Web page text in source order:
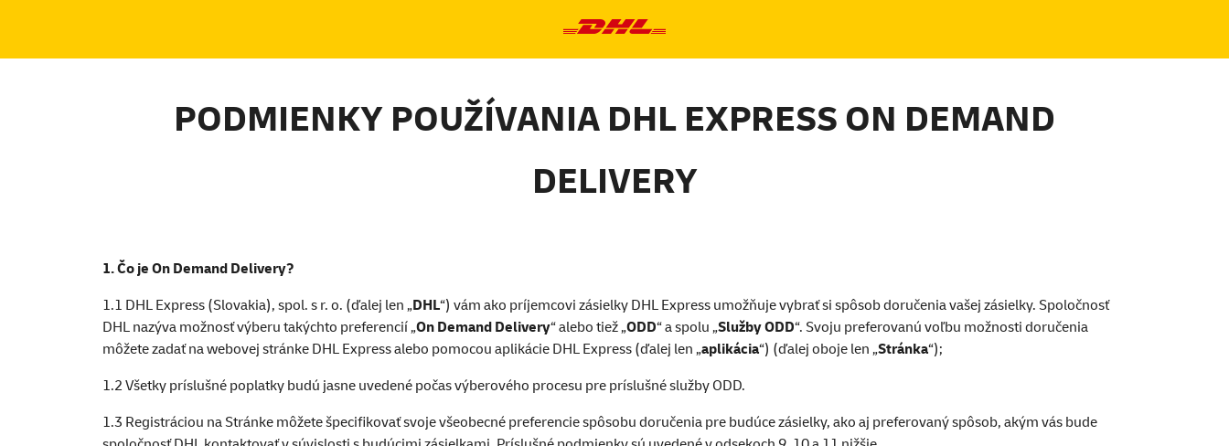
PODMIENKY POUŽÍVANIA DHL EXPRESS ON DEMAND
DELIVERY
1. Čo je On Demand Delivery?
1.1 DHL Express (Slovakia), spol. s r. o. (ďalej len „DHL“) vám ako príjemcovi zásielky DHL Express umožňuje vybrať si spôsob doručenia vašej zásielky. Spoločnosť
DHL nazýva možnosť výberu takýchto preferencií „On Demand Delivery“ alebo tiež „ODD“ a spolu „Služby ODD“. Svoju preferovanú voľbu možnosti doručenia
môžete zadať na webovej stránke DHL Express alebo pomocou aplikácie DHL Express (ďalej len „aplikácia“) (ďalej oboje len „Stránka“);
1.2 Všetky príslušné poplatky budú jasne uvedené počas výberového procesu pre príslušné služby ODD.
1.3 Registráciou na Stránke môžete špecifikovať svoje všeobecné preferencie spôsobu doručenia pre budúce zásielky, ako aj preferovaný spôsob, akým vás bude